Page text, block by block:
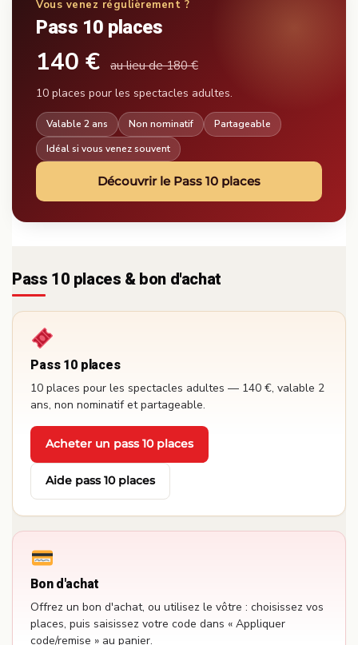
Vous venez régulièrement ?
Pass 10 places
140 € au lieu de 180 €
10 places pour les spectacles adultes.
Valable 2 ans Non nominatif
Partageable
Idéal si vous venez souvent
Découvrir le Pass 10 places
Pass 10 places & bon d'achat
Pass 10 places
10 places pour les spectacles adultes — 140 €, valable 2
ans, non nominatif et partageable.
Acheter un pass 10 places
· Aide pass 10 places
Bon d'achat
Offrez un bon d'achat, ou utilisez le vôtre : choisissez vos
places, puis saisissez votre code dans « Appliquer
code/remise » au panier.